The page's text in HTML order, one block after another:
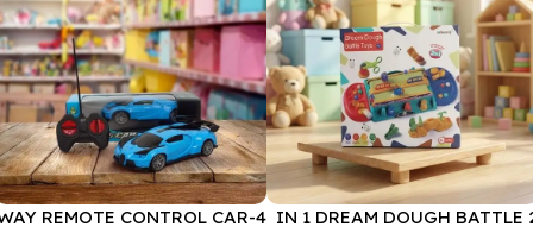
2 IN 1 DREAM DOUGH BATTLE
WAY REMOTE CONTROL CAR